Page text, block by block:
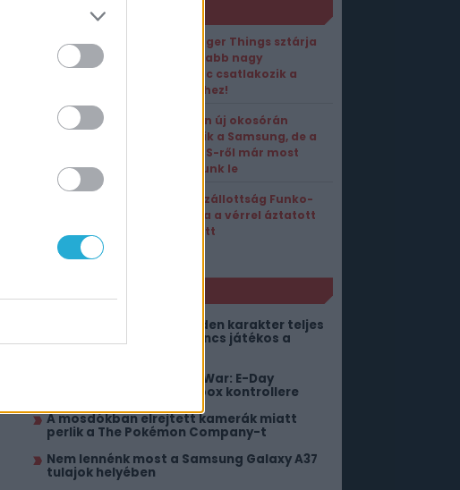
ESPORT1 HÍREK
A Stranger Things sztárja
után újabb nagy
kedvenc csatlakozik a
Marvelhez!
Teljesen új okosórán
dolgozik a Samsung, de a
Wear OS-ről már most
mondjunk le
A Megszállottság Funko-
figurája a vérrel áztatott
Nikki lett
Ebben az MMO-ban minden karakter teljes
életet él – Akkor is, ha nincs játékos a
Kiszivárgott a Gears of War: E-Day
limitált, extravagáns Xbox kontrollere
A mosdókban elrejtett kamerák miatt
perlik a The Pokémon Company-t
Nem lennénk most a Samsung Galaxy A37
tulajok helyében